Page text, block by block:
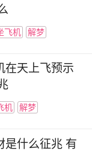
飞机 解梦
在天上飞预示
机 解梦
是什么征兆 有